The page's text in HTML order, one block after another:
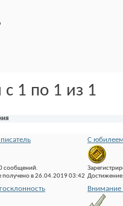
1 по 1 из 1
сообщений.
получено в 26.04.2019 03:42
С
Внимание